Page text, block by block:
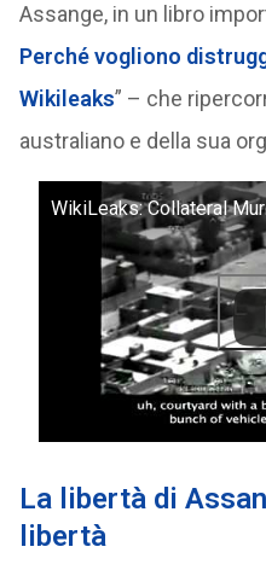
Assange, in un libro
Perché vogliono
Wikileaks” – che
australiano e della sua
WikiLeaks: Collateral
La libertà di
libertà